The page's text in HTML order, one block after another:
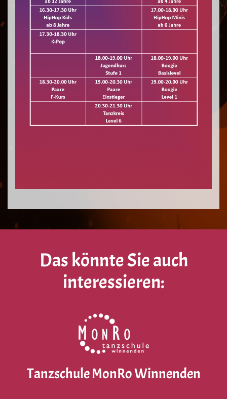
Das könnte Sie auch
interessieren:
Tanzschule MonRo Winnenden